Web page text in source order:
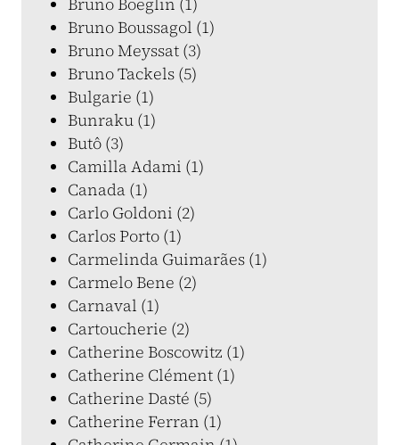
Bruno Boussagol (1)
Bruno Meyssat (3)
Bruno Tackels (5)
Bulgarie (1)
Bunraku (1)
Butô (3)
Camilla Adami (1)
Canada (1)
Carlo Goldoni (2)
Carlos Porto (1)
Carmelinda Guimarães (1)
Carmelo Bene (2)
Carnaval (1)
Cartoucherie (2)
Catherine Boscowitz (1)
Catherine Clément (1)
Catherine Dasté (5)
Catherine Ferran (1)